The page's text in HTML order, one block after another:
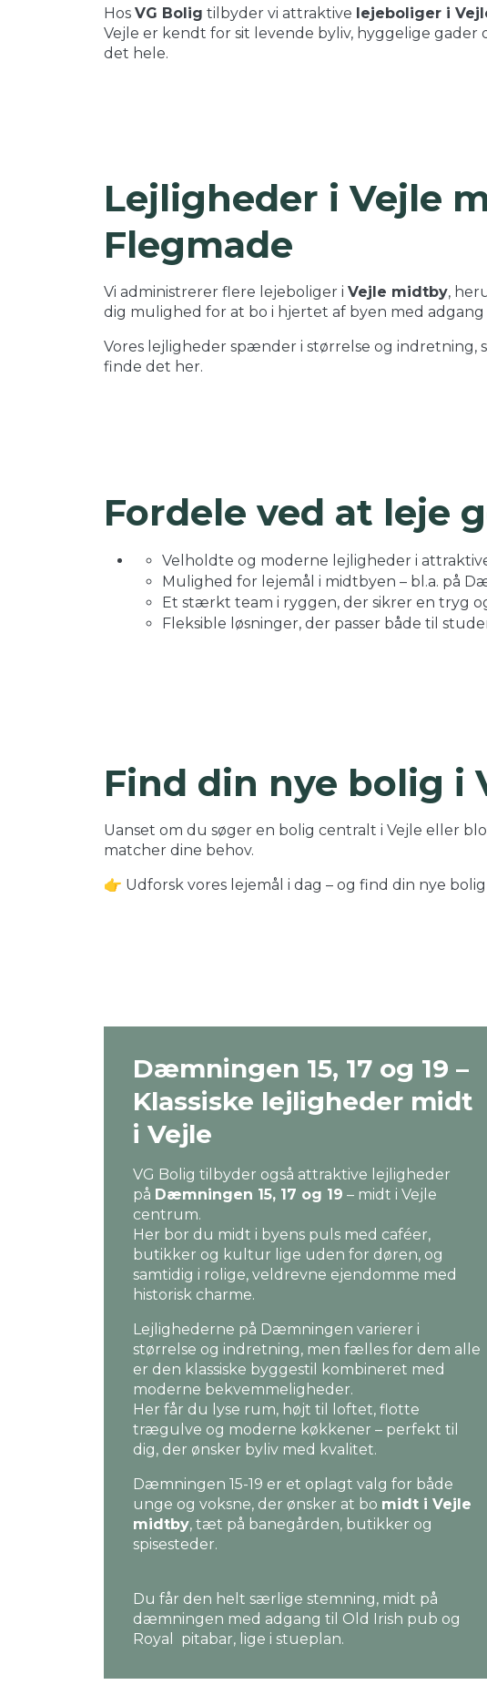
Hos VG Bolig tilbyder vi attraktive lejeboliger i
Vejle er kendt for sit levende byliv, hyggelige gader
det hele.
Lejligheder i Vejle
Flegmade
Vi administrerer flere lejeboliger i Vejle midtby,
dig mulighed for at bo i hjertet af byen med adgang
Vores lejligheder spænder i størrelse og
finde det her.
Fordele ved at leje
Velholdte og moderne lejligheder i
Mulighed for lejemål i midtbyen – bl.a. på
Et stærkt team i ryggen, der sikrer en tryg
Fleksible løsninger, der passer både til
Find din nye bolig i
Uanset om du søger en bolig centralt i Vejle eller
matcher dine behov.
👉 Udforsk vores lejemål i dag – og find din nye
Dæmningen 15, 17 og 19 –
Klassiske lejligheder midt
i Vejle
VG Bolig tilbyder også attraktive lejligheder
på Dæmningen 15, 17 og 19 – midt i Vejle
centrum.
Her bor du midt i byens puls med caféer,
butikker og kultur lige uden for døren, og
samtidig i rolige, veldrevne ejendomme med
historisk charme.
Lejlighederne på Dæmningen varierer i
størrelse og indretning, men fælles for dem alle
er den klassiske byggestil kombineret med
moderne bekvemmeligheder.
Her får du lyse rum, højt til loftet, flotte
trægulve og moderne køkkener – perfekt til
dig, der ønsker byliv med kvalitet.
Dæmningen 15-19 er et oplagt valg for både
unge og voksne, der ønsker at bo midt i Vejle
midtby, tæt på banegården, butikker og
spisesteder.
Du får den helt særlige stemning, midt på
dæmningen med adgang til Old Irish pub og
Royal pitabar, lige i stueplan.